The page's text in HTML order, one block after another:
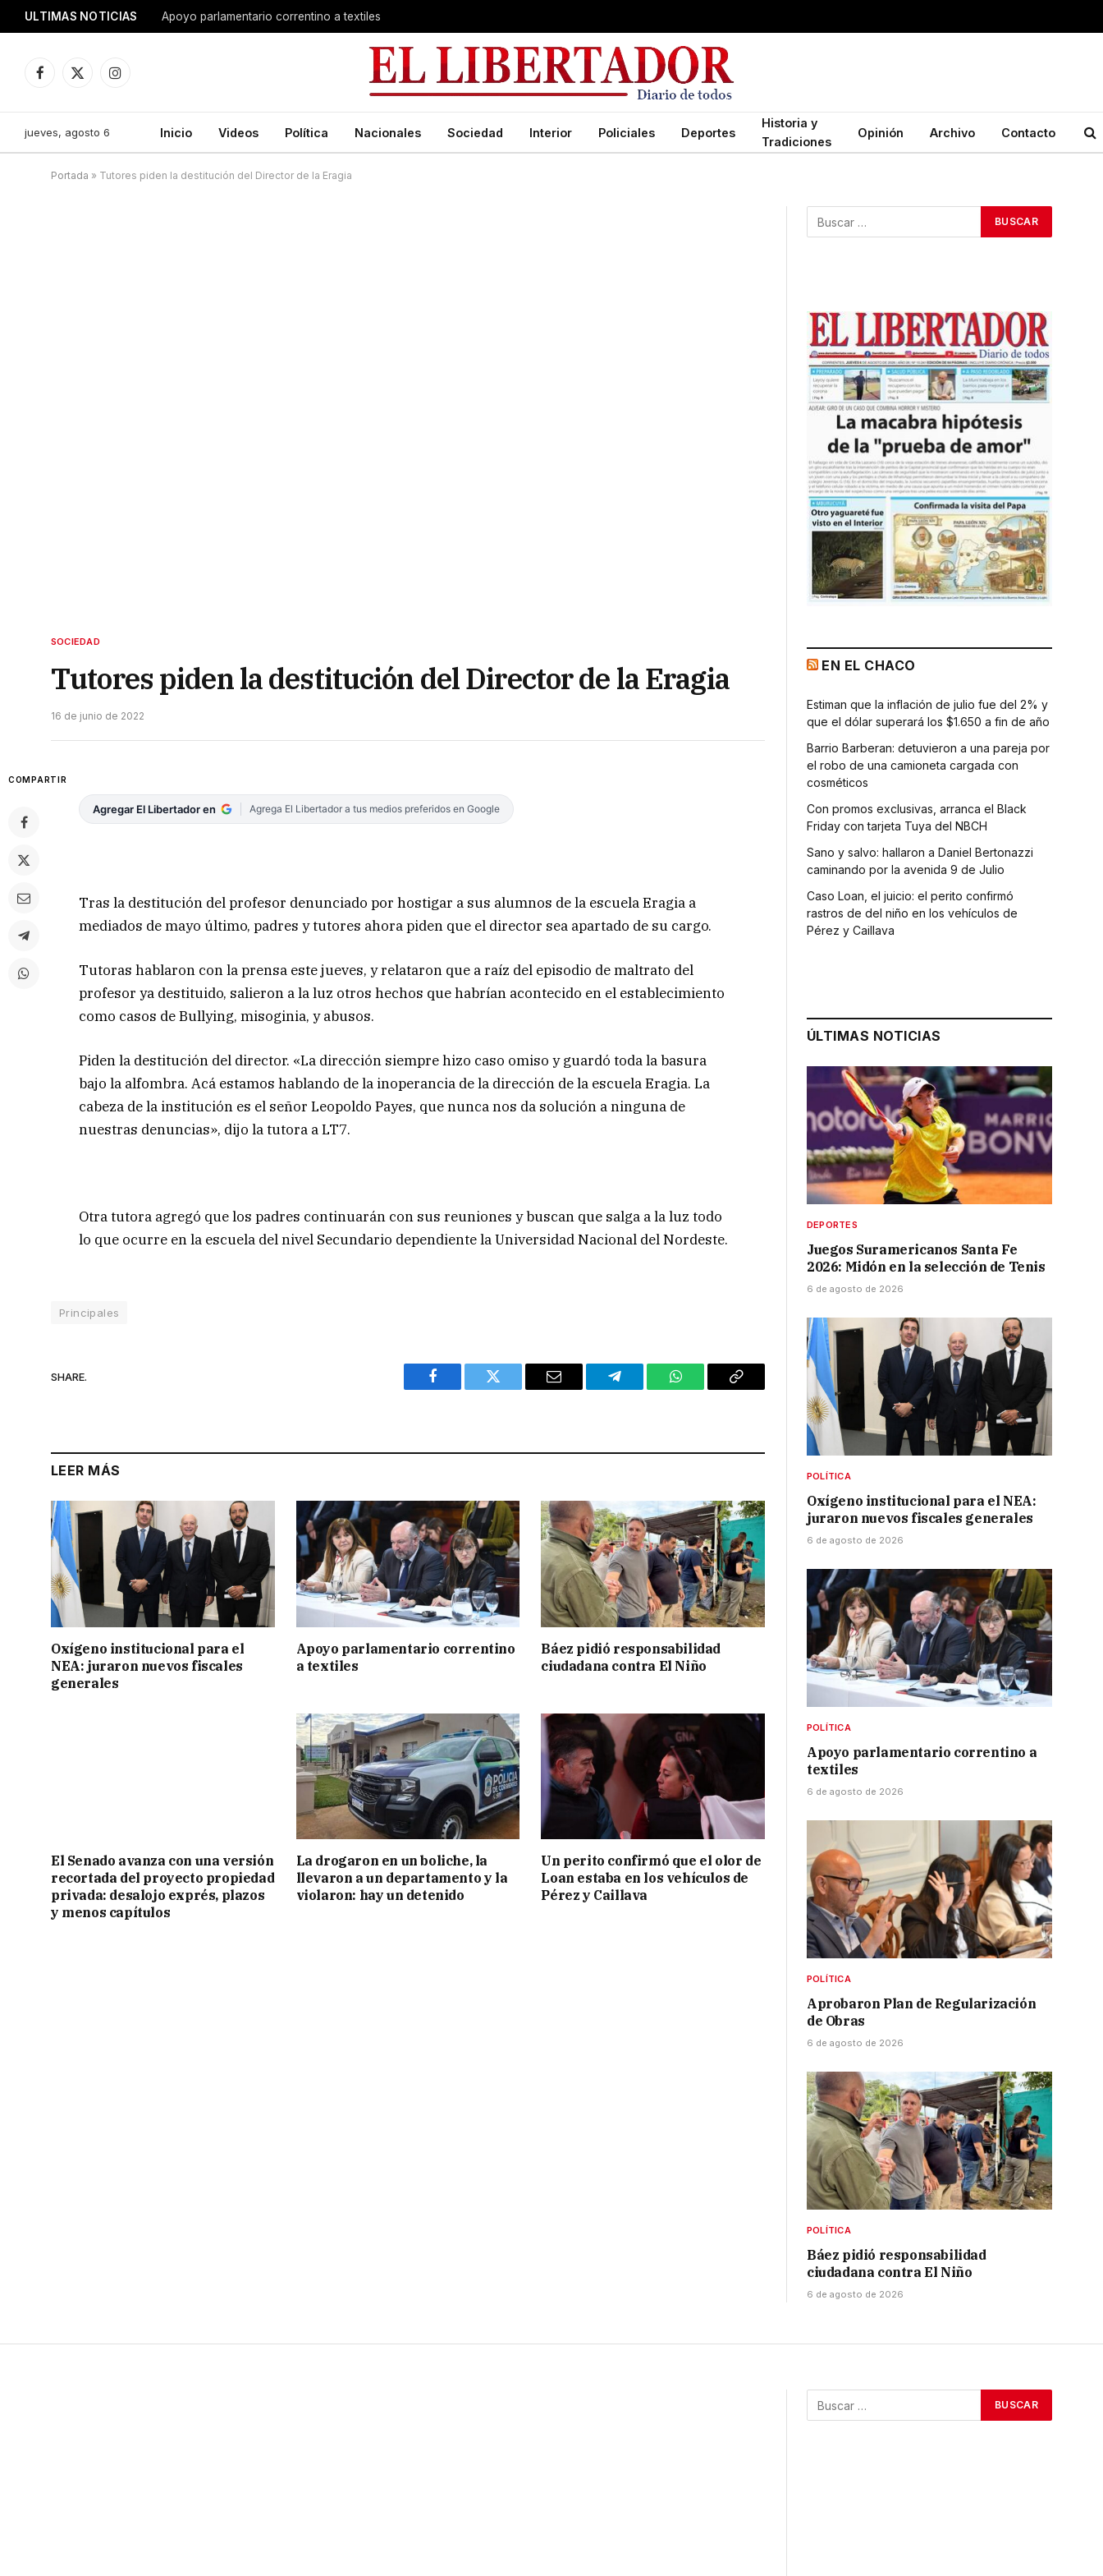
ULTIMAS NOTICIAS Apoyo parlamentario correntino a textiles
Facebook
X
Instagram
jueves, agosto 6 Inicio Videos Política Nacionales Sociedad Interior Policiales Deportes
Historia y
Tradiciones
Opinión Archivo Contacto
Portada » Tutores piden la destitución del Director de la Eragia
SOCIEDAD
Tutores piden la destitución del Director de la Eragia
16 de junio de 2022
COMPARTIR
Agregar El Libertador en Agrega El Libertador a tus medios preferidos en Google
Tras la destitución del profesor denunciado por hostigar a sus alumnos de la escuela Eragia a
mediados de mayo último, padres y tutores ahora piden que el director sea apartado de su cargo.
Tutoras hablaron con la prensa este jueves, y relataron que a raíz del episodio de maltrato del
profesor ya destituido, salieron a la luz otros hechos que habrían acontecido en el establecimiento
como casos de Bullying, misoginia, y abusos.
Piden la destitución del director. «La dirección siempre hizo caso omiso y guardó toda la basura
bajo la alfombra. Acá estamos hablando de la inoperancia de la dirección de la escuela Eragia. La
cabeza de la institución es el señor Leopoldo Payes, que nunca nos da solución a ninguna de
nuestras denuncias», dijo la tutora a LT7.
Otra tutora agregó que los padres continuarán con sus reuniones y buscan que salga a la luz todo
lo que ocurre en la escuela del nivel Secundario dependiente la Universidad Nacional del Nordeste.
Principales
SHARE.
Facebook Twitter Email Telegram WhatsAppCopy
LEER MÁS
Oxígeno institucional para el
NEA: juraron nuevos fiscales
generales
Apoyo parlamentario correntino
a textiles
Báez pidió responsabilidad
ciudadana contra El Niño
El Senado avanza con una versión
recortada del proyecto propiedad
privada: desalojo exprés, plazos
y menos capítulos
La drogaron en un boliche, la
llevaron a un departamento y la
violaron: hay un detenido
Un perito confirmó que el olor de
Loan estaba en los vehículos de
Pérez y Caillava
EN EL CHACO
Estiman que la inflación de julio fue del 2% y
que el dólar superará los $1.650 a fin de año
Barrio Barberan: detuvieron a una pareja por
el robo de una camioneta cargada con
cosméticos
Con promos exclusivas, arranca el Black
Friday con tarjeta Tuya del NBCH
Sano y salvo: hallaron a Daniel Bertonazzi
caminando por la avenida 9 de Julio
Caso Loan, el juicio: el perito confirmó
rastros de del niño en los vehículos de
Pérez y Caillava
ÚLTIMAS NOTICIAS
DEPORTES
Juegos Suramericanos Santa Fe
2026: Midón en la selección de Tenis
6 de agosto de 2026
POLÍTICA
Oxígeno institucional para el NEA:
juraron nuevos fiscales generales
6 de agosto de 2026
POLÍTICA
Apoyo parlamentario correntino a
textiles
6 de agosto de 2026
POLÍTICA
Aprobaron Plan de Regularización
de Obras
6 de agosto de 2026
POLÍTICA
Báez pidió responsabilidad
ciudadana contra El Niño
6 de agosto de 2026